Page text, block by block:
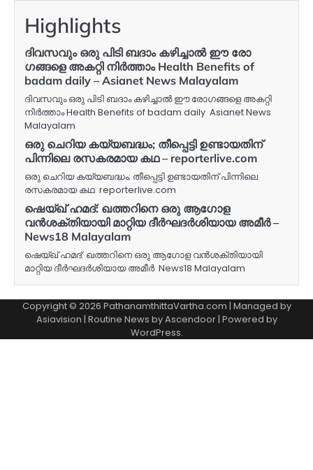
Highlights
ദിവസവും ഒരു പിടി ബദാം കഴിച്ചാൽ ഈ രോ​
ഗങ്ങളെ അകറ്റി നിർത്താം Health Benefits of
badam daily – Asianet News Malayalam
ദിവസവും ഒരു പിടി ബദാം കഴിച്ചാൽ ഈ രോ​ഗങ്ങളെ അകറ്റി
നിർത്താം Health Benefits of badam daily Asianet News
Malayalam
ഒരു ചെറിയ കയ്യബദ്ധം; തീപ്പെട്ടി ഉണ്ടായതിന്
പിന്നിലെ രസകരമായ കഥ – reporterlive.com
ഒരു ചെറിയ കയ്യബദ്ധം; തീപ്പെട്ടി ഉണ്ടായതിന് പിന്നിലെ
രസകരമായ കഥ reporterlive.com
ഷെയ്ഖ് ഹമദ്: ഖത്തറിനെ ഒരു ആഗോള
വൻശക്തിയായി മാറ്റിയ ദീർഘദർശിയായ അമീർ –
News18 Malayalam
ഷെയ്ഖ് ഹമദ്: ഖത്തറിനെ ഒരു ആഗോള വൻശക്തിയായി
മാറ്റിയ ദീർഘദർശിയായ അമീർ News18 Malayalam
Copyright © 2026 PathanamthittaVartha.com | Managed by
Asiavision | Routine News byAscendoor| Powered by
WordPress.